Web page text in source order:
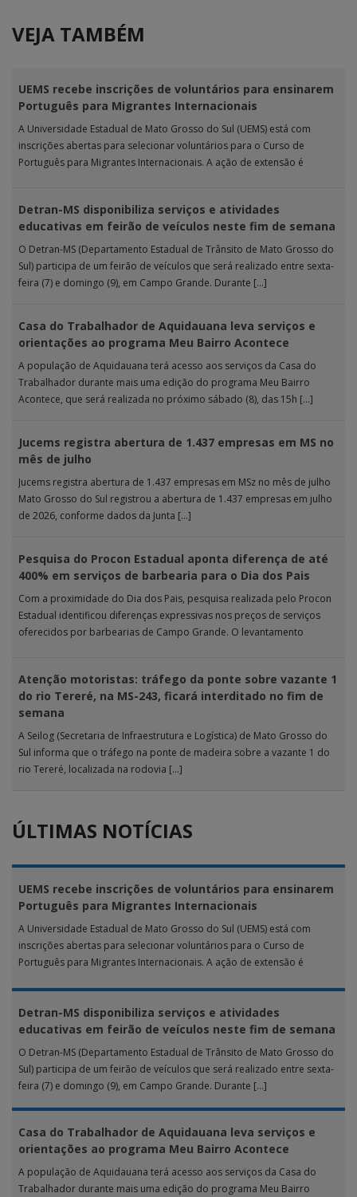
VEJA TAMBÉM
UEMS recebe inscrições de voluntários para ensinarem
Português para Migrantes Internacionais
A Universidade Estadual de Mato Grosso do Sul (UEMS) está com
inscrições abertas para selecionar voluntários para o Curso de
Português para Migrantes Internacionais. A ação de extensão é
Detran-MS disponibiliza serviços e atividades
educativas em feirão de veículos neste fim de semana
O Detran-MS (Departamento Estadual de Trânsito de Mato Grosso do
Sul) participa de um feirão de veículos que será realizado entre sexta-
feira (7) e domingo (9), em Campo Grande. Durante […]
Casa do Trabalhador de Aquidauana leva serviços e
orientações ao programa Meu Bairro Acontece
A população de Aquidauana terá acesso aos serviços da Casa do
Trabalhador durante mais uma edição do programa Meu Bairro
Acontece, que será realizada no próximo sábado (8), das 15h […]
Jucems registra abertura de 1.437 empresas em MS no
mês de julho
Jucems registra abertura de 1.437 empresas em MSz no mês de julho
Mato Grosso do Sul registrou a abertura de 1.437 empresas em julho
de 2026, conforme dados da Junta […]
Pesquisa do Procon Estadual aponta diferença de até
400% em serviços de barbearia para o Dia dos Pais
Com a proximidade do Dia dos Pais, pesquisa realizada pelo Procon
Estadual identificou diferenças expressivas nos preços de serviços
oferecidos por barbearias de Campo Grande. O levantamento
Atenção motoristas: tráfego da ponte sobre vazante 1
do rio Tereré, na MS-243, ficará interditado no fim de
semana
A Seilog (Secretaria de Infraestrutura e Logística) de Mato Grosso do
Sul informa que o tráfego na ponte de madeira sobre a vazante 1 do
rio Tereré, localizada na rodovia […]
ÚLTIMAS NOTÍCIAS
UEMS recebe inscrições de voluntários para ensinarem
Português para Migrantes Internacionais
A Universidade Estadual de Mato Grosso do Sul (UEMS) está com
inscrições abertas para selecionar voluntários para o Curso de
Português para Migrantes Internacionais. A ação de extensão é
Detran-MS disponibiliza serviços e atividades
educativas em feirão de veículos neste fim de semana
O Detran-MS (Departamento Estadual de Trânsito de Mato Grosso do
Sul) participa de um feirão de veículos que será realizado entre sexta-
feira (7) e domingo (9), em Campo Grande. Durante […]
Casa do Trabalhador de Aquidauana leva serviços e
orientações ao programa Meu Bairro Acontece
A população de Aquidauana terá acesso aos serviços da Casa do
Trabalhador durante mais uma edição do programa Meu Bairro